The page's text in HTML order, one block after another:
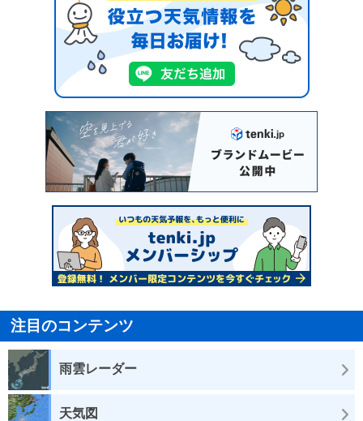
注目のコンテンツ
雨雲レーダー
天気図